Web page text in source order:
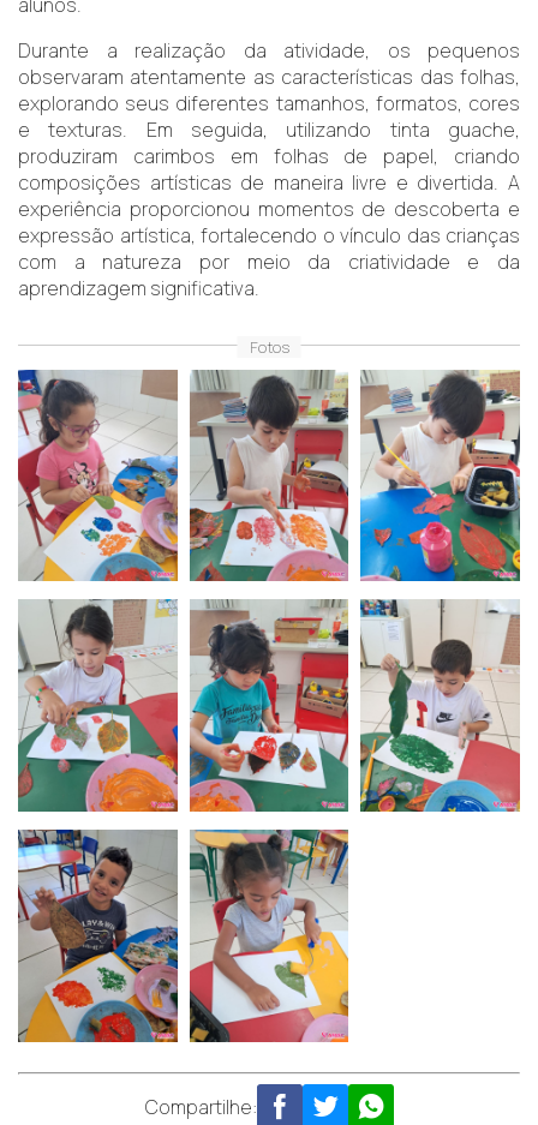
Durante a realização da atividade, os pequenos
observaram atentamente as características das folhas,
explorando seus diferentes tamanhos, formatos, cores
e texturas. Em seguida, utilizando tinta guache,
produziram carimbos em folhas de papel, criando
composições artísticas de maneira livre e divertida. A
experiência proporcionou momentos de descoberta e
expressão artística, fortalecendo o vínculo das crianças
com a natureza por meio da criatividade e da
aprendizagem significativa.
Fotos
Compartilhe: